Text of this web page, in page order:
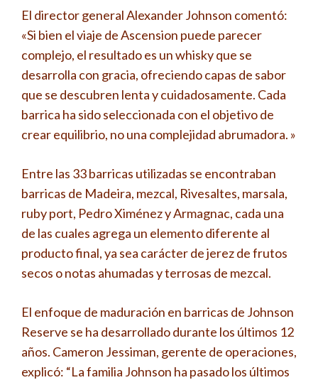
El director general Alexander Johnson comentó:
«Si bien el viaje de Ascension puede parecer
complejo, el resultado es un whisky que se
desarrolla con gracia, ofreciendo capas de sabor
que se descubren lenta y cuidadosamente. Cada
barrica ha sido seleccionada con el objetivo de
crear equilibrio, no una complejidad abrumadora. »
Entre las 33 barricas utilizadas se encontraban
barricas de Madeira, mezcal, Rivesaltes, marsala,
ruby ​​port, Pedro Ximénez y Armagnac, cada una
de las cuales agrega un elemento diferente al
producto final, ya sea carácter de jerez de frutos
secos o notas ahumadas y terrosas de mezcal.
El enfoque de maduración en barricas de Johnson
Reserve se ha desarrollado durante los últimos 12
años. Cameron Jessiman, gerente de operaciones,
explicó: “La familia Johnson ha pasado los últimos